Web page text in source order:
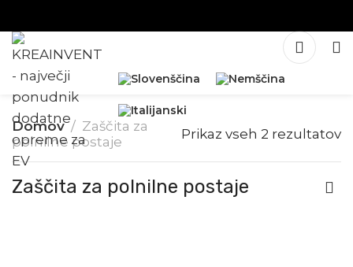
Domov
Zaščita za
polnilne postaje
Prikaz vseh 2 rezultatov
Zaščita za polnilne postaje